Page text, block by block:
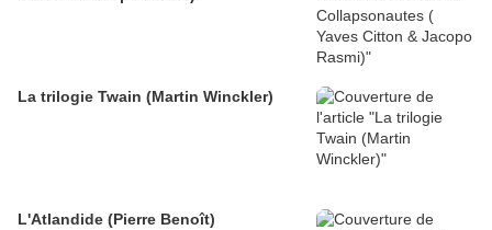
La trilogie Twain (Martin Winckler)
L'Atlandide (Pierre Benoît)